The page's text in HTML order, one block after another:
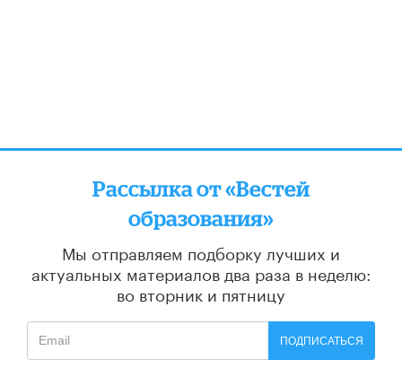
Рассылка от «Вестей
образования»
Мы отправляем подборку лучших и
актуальных материалов два раза в неделю:
во вторник и пятницу
ПОДПИСАТЬСЯ